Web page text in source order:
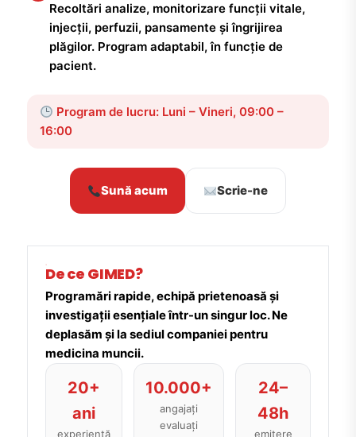
Recoltări analize, monitorizare funcții vitale,
injecții, perfuzii, pansamente și îngrijirea
plăgilor. Program adaptabil, în funcție de
pacient.
Program de lucru: Luni – Vineri, 09:00 –
16:00
Sună acum Scrie-ne
De ce GIMED?
Programări rapide, echipă prietenoasă și
investigații esențiale într-un singur loc. Ne
deplasăm și la sediul companiei pentru
medicina muncii.
20+
ani
experiență
10.000+
angajați
evaluați
24–
48h
emitere